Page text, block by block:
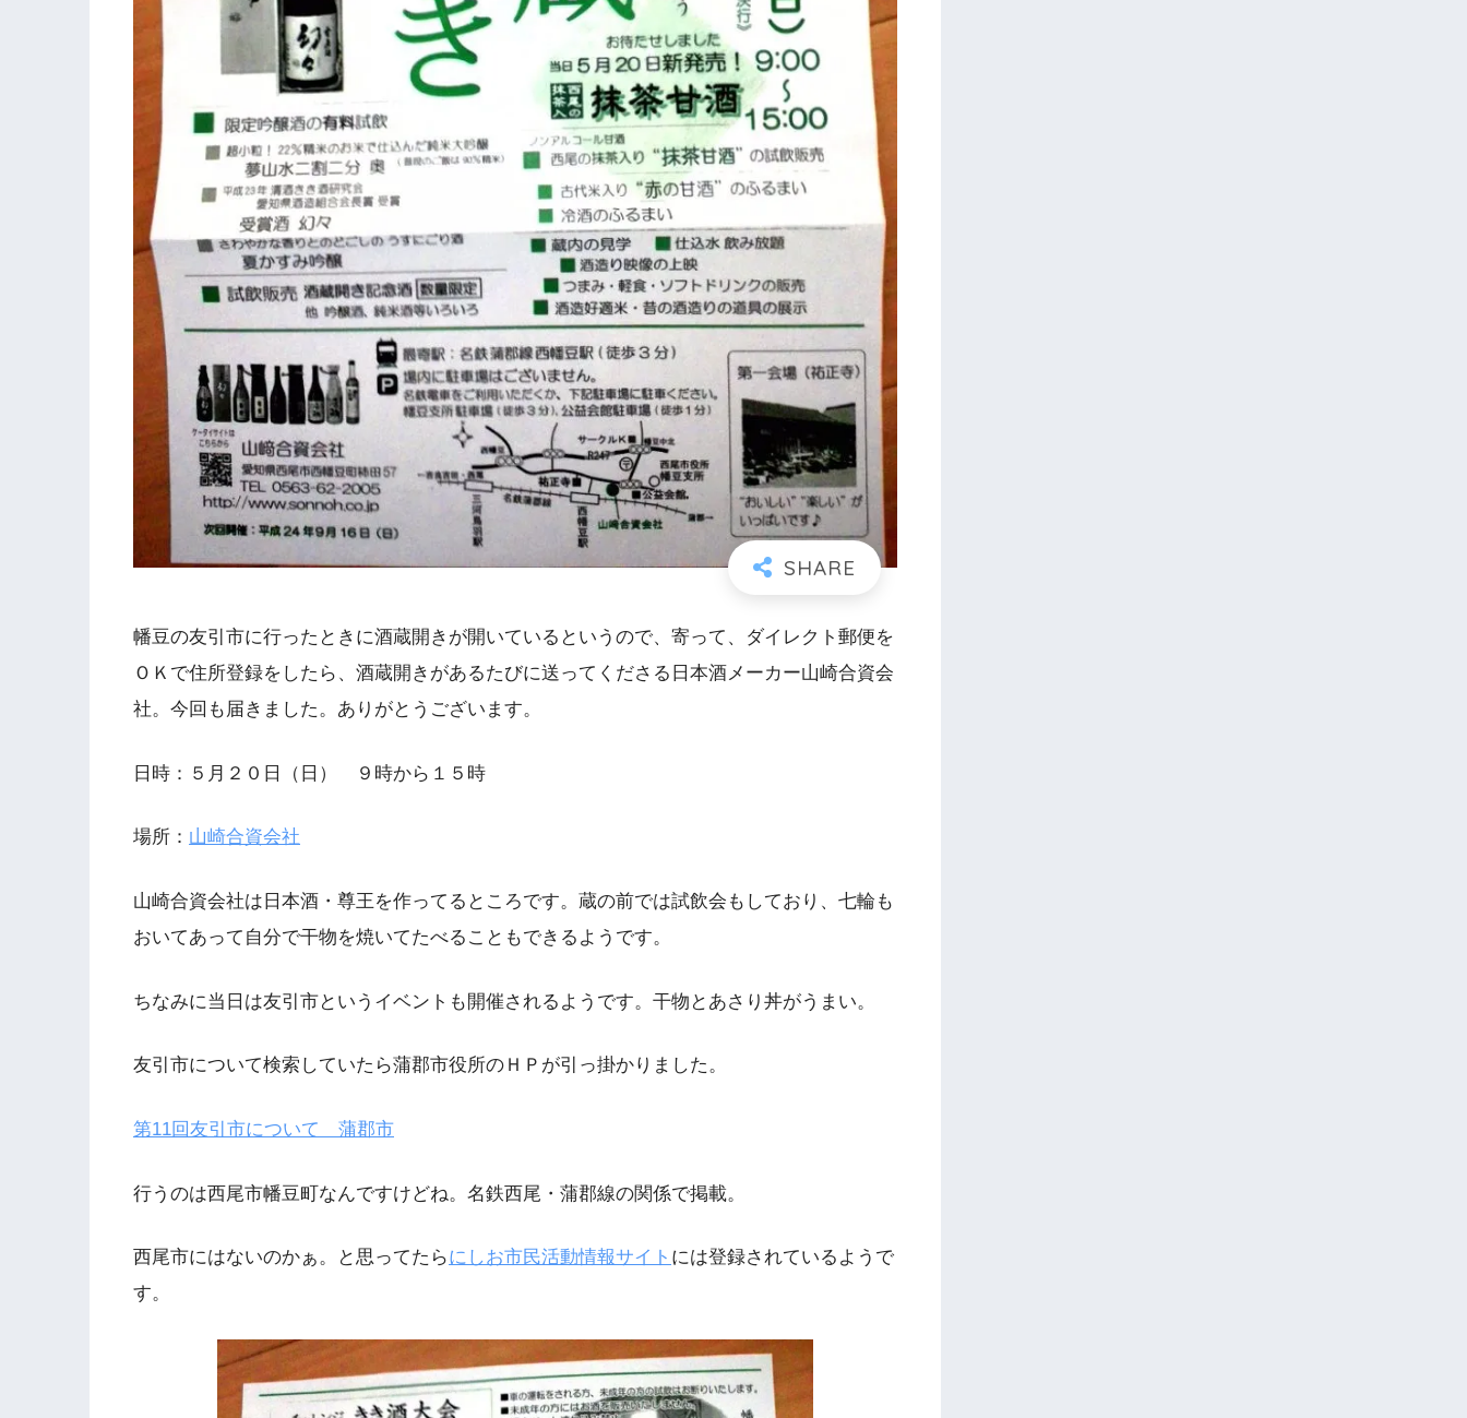
幡豆の友引市に行ったときに酒蔵開きが開いているというので、寄って、ダイレクト郵便を
ＯＫで住所登録をしたら、酒蔵開きがあるたびに送ってくださる日本酒メーカー山崎合資会
社。今回も届きました。ありがとうございます。
日時：５月２０日（日） ９時から１５時
場所： 山崎合資会社
山崎合資会社は日本酒・尊王を作ってるところです。蔵の前では試飲会もしており、七輪も
おいてあって自分で干物を焼いてたべることもできるようです。
ちなみに当日は友引市というイベントも開催されるようです。干物とあさり丼がうまい。
友引市について検索していたら蒲郡市役所のＨＰが引っ掛かりました。
第11回友引市について 蒲郡市
行うのは西尾市幡豆町なんですけどね。名鉄西尾・蒲郡線の関係で掲載。
西尾市にはないのかぁ。と思ってたらにしお市民活動情報サイト には登録されているようで
す。